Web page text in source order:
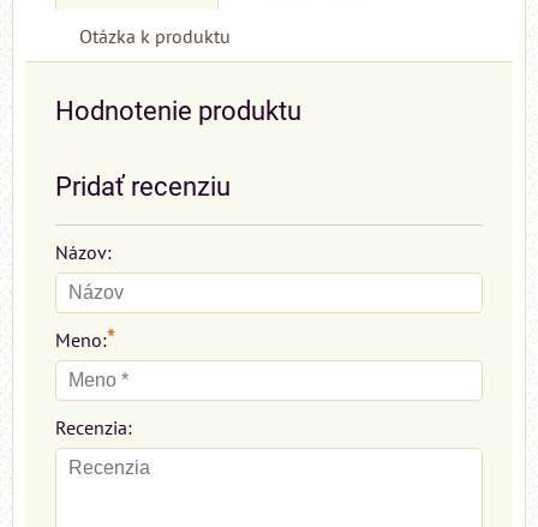
Otázka k produktu
Hodnotenie produktu
Pridať recenziu
Názov:
Meno:*
Recenzia: